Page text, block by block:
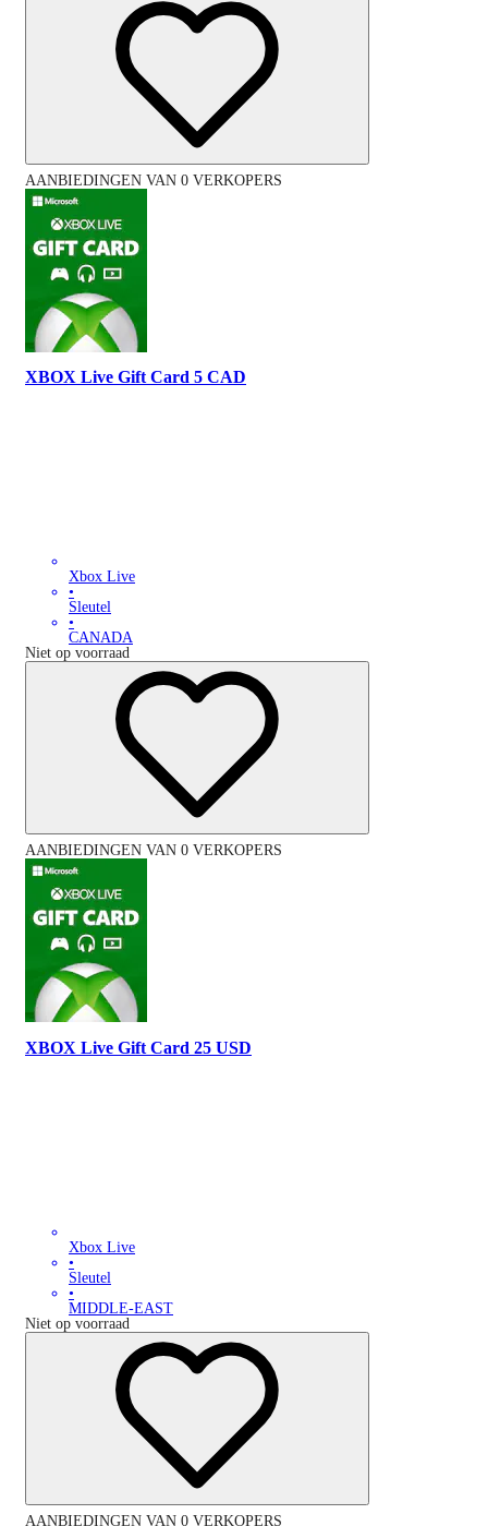
AANBIEDINGEN VAN 0 VERKOPERS
XBOX Live Gift Card 5 CAD
Xbox Live
•
Sleutel
•
CANADA
Niet op voorraad
AANBIEDINGEN VAN 0 VERKOPERS
XBOX Live Gift Card 25 USD
Xbox Live
•
Sleutel
•
MIDDLE-EAST
Niet op voorraad
AANBIEDINGEN VAN 0 VERKOPERS